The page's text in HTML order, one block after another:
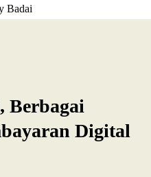
Badai
Berbagai
Digital